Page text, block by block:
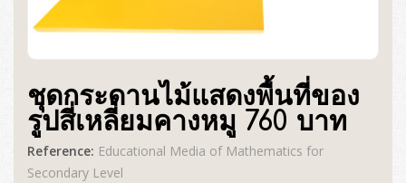
ชุดกระดานไม้แสดงพื้นที่ของ
รูปสี่เหลี่ยมคางหมู 760 บาท
Reference: Educational Media of Mathematics for
Secondary Level